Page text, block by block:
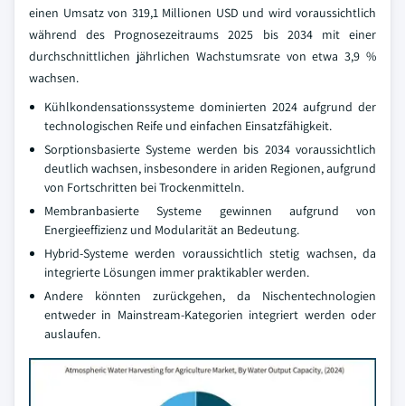
einen Umsatz von 319,1 Millionen USD und wird voraussichtlich
während des Prognosezeitraums 2025 bis 2034 mit einer
durchschnittlichen jährlichen Wachstumsrate von etwa 3,9 %
wachsen.
Kühlkondensationssysteme dominierten 2024 aufgrund der
technologischen Reife und einfachen Einsatzfähigkeit.
Sorptionsbasierte Systeme werden bis 2034 voraussichtlich
deutlich wachsen, insbesondere in ariden Regionen, aufgrund
von Fortschritten bei Trockenmitteln.
Membranbasierte Systeme gewinnen aufgrund von
Energieeffizienz und Modularität an Bedeutung.
Hybrid-Systeme werden voraussichtlich stetig wachsen, da
integrierte Lösungen immer praktikabler werden.
Andere könnten zurückgehen, da Nischentechnologien
entweder in Mainstream-Kategorien integriert werden oder
auslaufen.